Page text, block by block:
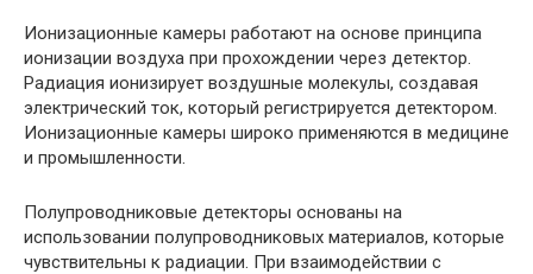
Ионизационные камеры работают на основе принципа
ионизации воздуха при прохождении через детектор.
Радиация ионизирует воздушные молекулы, создавая
электрический ток, который регистрируется детектором.
Ионизационные камеры широко применяются в медицине
и промышленности.
Полупроводниковые детекторы основаны на
использовании полупроводниковых материалов, которые
чувствительны к радиации. При взаимодействии с